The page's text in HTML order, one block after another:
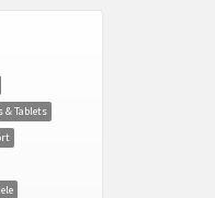
& Tablets